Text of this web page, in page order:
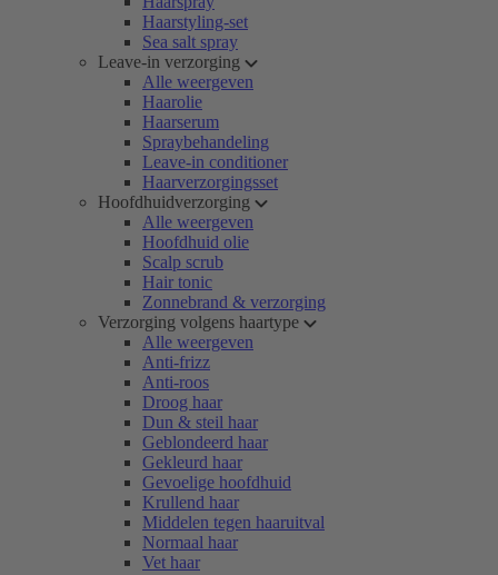
Haarstyling-set
Sea salt spray
Leave-in verzorging
Alle weergeven
Haarolie
Haarserum
Spraybehandeling
Leave-in conditioner
Haarverzorgingsset
Hoofdhuidverzorging
Alle weergeven
Hoofdhuid olie
Scalp scrub
Hair tonic
Zonnebrand & verzorging
Verzorging volgens haartype
Alle weergeven
Anti-frizz
Anti-roos
Droog haar
Dun & steil haar
Geblondeerd haar
Gekleurd haar
Gevoelige hoofdhuid
Krullend haar
Middelen tegen haaruitval
Normaal haar
Vet haar